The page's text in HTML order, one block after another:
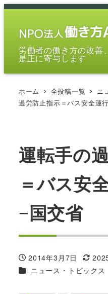
メ
労働者の働き方の改善
是正に寄与します
ホーム 全投稿一覧 ニ
過労防止指示＝バス安全運
運転手の
＝バス安
−国交省
投稿日
2014年3月7日
更新日
カテゴリー
ニュース・トピックス